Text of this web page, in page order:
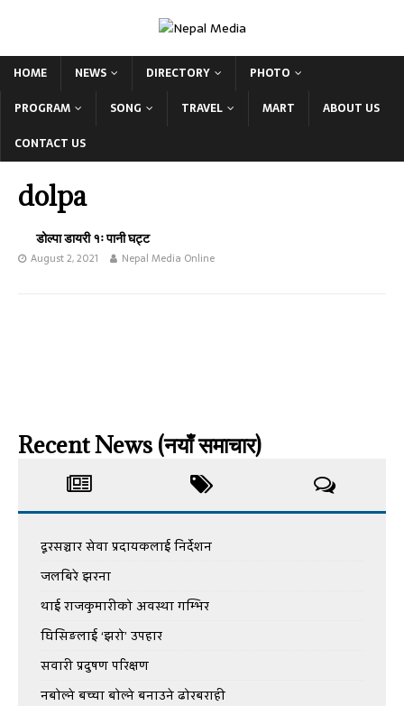
HOME NEWS DIRECTORY
PHOTO
PROGRAM
SONG TRAVEL MART
ABOUT US
CONTACT US
dolpa
डोल्पा डायरी १ः पानी घट्ट
August 2, 2021 Nepal Media Online
Recent News (नयाँ समाचार)
दूरसञ्चार सेवा प्रदायकलाई निर्देशन
जलबिरे झरना
थाई राजकुमारीको अवस्था गम्भिर
घिसिङलाई ‘झरो’ उपहार
सवारी प्रदुषण परिक्षण
नबोल्ने बच्चा बोल्ने बनाउने ढोरबराही